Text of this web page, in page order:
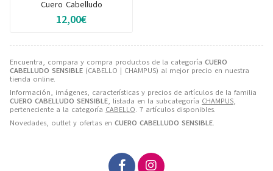
Encuentra, compara y compra productos de la categoría CUERO
CABELLUDO SENSIBLE (CABELLO | CHAMPUS) al mejor precio en nuestra
tienda online.
Información, imágenes, características y precios de artículos de la familia
CUERO CABELLUDO SENSIBLE, listada en la subcategoría CHAMPUS,
perteneciente a la categoría CABELLO. 7 artículos disponibles.
Novedades, outlet y ofertas en CUERO CABELLUDO SENSIBLE.
Cuero Cabelludo
12,00€